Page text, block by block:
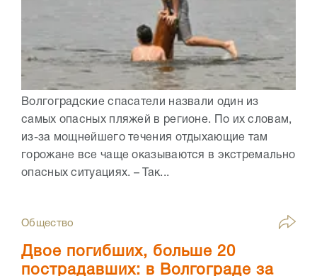
Волгоградские спасатели назвали один из
самых опасных пляжей в регионе. По их словам,
из-за мощнейшего течения отдыхающие там
горожане все чаще оказываются в экстремально
опасных ситуациях. – Так...
Общество
Двое погибших, больше 20
пострадавших: в Волгограде за